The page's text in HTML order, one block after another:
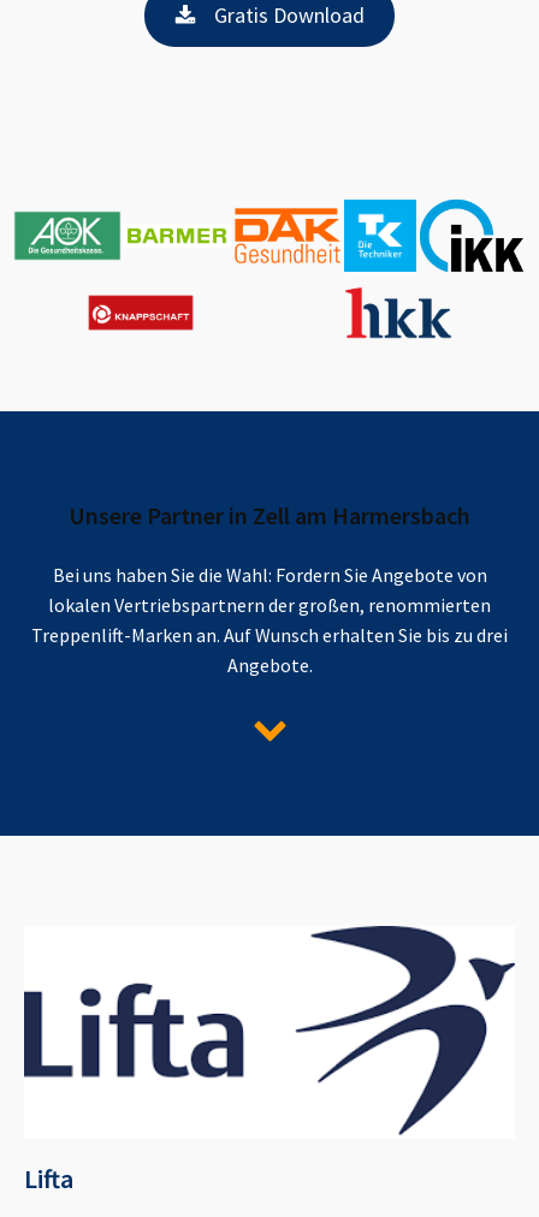
Gratis Download
Unsere Partner in Zell am Harmersbach
Bei uns haben Sie die Wahl: Fordern Sie Angebote von
lokalen Vertriebspartnern der großen, renommierten
Treppenlift-Marken an. Auf Wunsch erhalten Sie bis zu drei
Angebote.
Lifta